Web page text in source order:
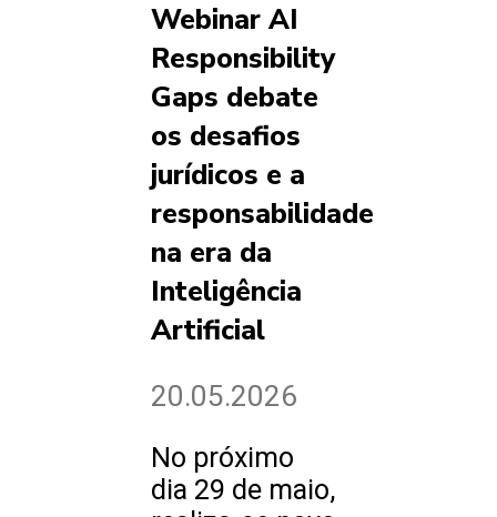
Webinar AI
Responsibility
Gaps debate
os desafios
jurídicos e a
responsabilidade
na era da
Inteligência
Artificial
20.05.2026
No próximo
dia 29 de maio,